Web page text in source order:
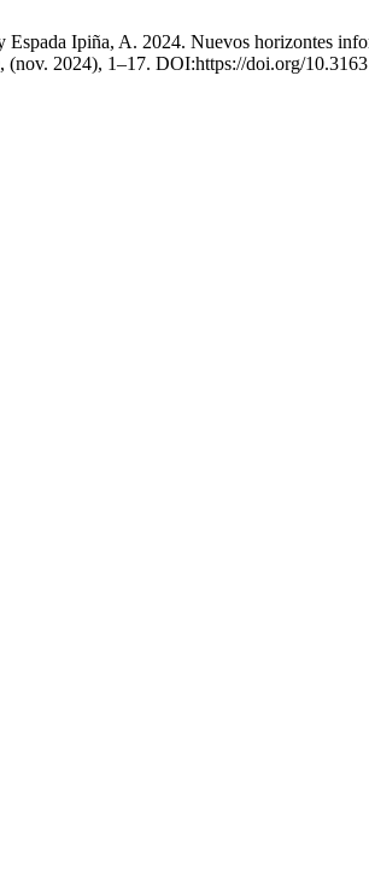
Ipiña, A. 2024. Nuevos horizontes
(nov. 2024), 1–17. DOI:https://doi.org/